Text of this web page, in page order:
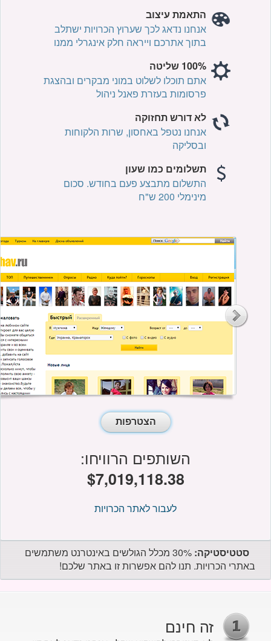
התאמת עיצוב
אנחנו נדאג לכך שערוץ הכרויות ישתלב
בתוך אתרכם וייראה חלק אינגרלי ממנו
100% שליטה
אתם תוכלו לשלוט במוני מבקרים ובהצגת
פרסומות בעזרת פאנל ניהול
לא דורש תחזוקה
אנחנו נטפל באחסון, שרות הלקוחות
ובסליקה
תשלומים כמו שעון
התשלום מתבצע פעם בחודש. סכום
מינימלי 200 ש"ח
הצטרפות
השותפים הרוויחו:
$7,019,118.42
לעבור לאתר הכרויות
סטטיסטיקה:
30% מכלל הגולשים באינטרנט משתמשים
באתרי הכרויות. תנו להם אפשרות זו באתר שלכם!
זה חינם